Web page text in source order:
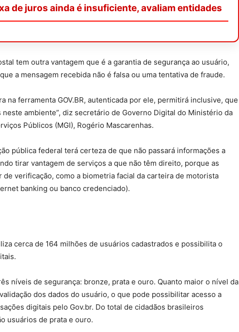
de juros ainda é insuficiente, avaliam entidades
tem outra vantagem que é a garantia de segurança ao usuário,
a mensagem recebida não é falsa ou uma tentativa de fraude.
na ferramenta GOV.BR, autenticada por ele, permitirá inclusive, que
ambiente”, diz secretário de Governo Digital do Ministério da
Públicos (MGI), Rogério Mascarenhas.
pública federal terá certeza de que não passará informações a
tirar vantagem de serviços a que não têm direito, porque as
verificação, como a biometria facial da carteira de motorista
banking ou banco credenciado).
cerca de 164 milhões de usuários cadastrados e possibilita o
níveis de segurança: bronze, prata e ouro. Quanto maior o nível da
dos dados do usuário, o que pode possibilitar acesso a
digitais pelo Gov.br. Do total de cidadãos brasileiros
usuários de prata e ouro.